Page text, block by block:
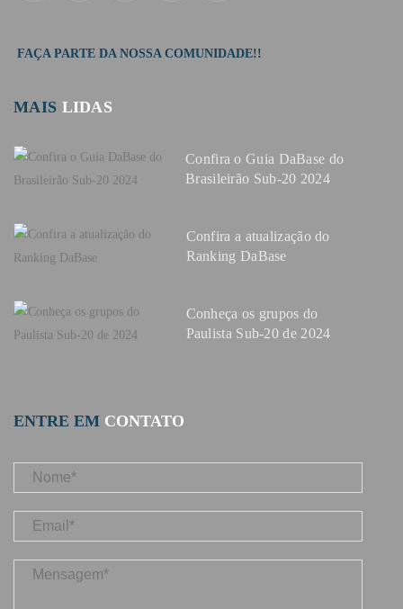
FAÇA PARTE DA NOSSA COMUNIDADE!!
MAIS LIDAS
Confira o Guia DaBase do
Brasileirão Sub-20 2024
Confira a atualização do
Ranking DaBase
Conheça os grupos do
Paulista Sub-20 de 2024
ENTRE EM CONTATO